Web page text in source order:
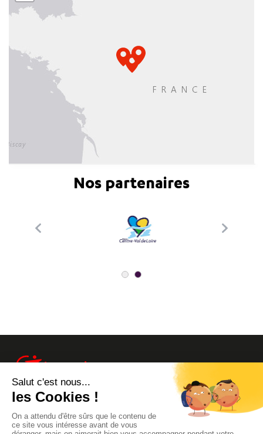
Nos partenaires
Info trafic Site Groupe